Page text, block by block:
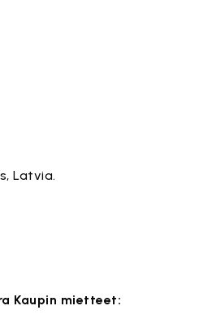
Latvia.
Kaupin mietteet: